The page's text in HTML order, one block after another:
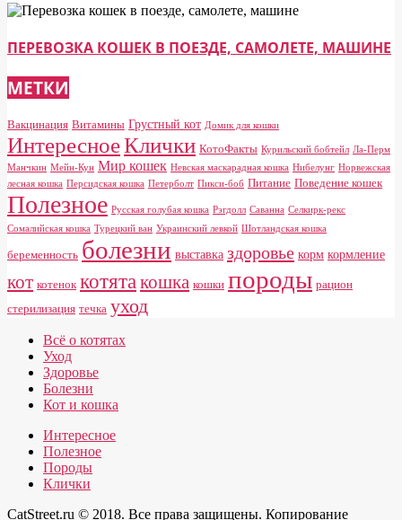
ПЕРЕВОЗКА КОШЕК В ПОЕЗДЕ, САМОЛЕТЕ, МАШИНЕ
МЕТКИ
Вакцинация Витамины Грустный кот Домик для кошки
ИнтересноеКлички КотоФакты Курильский бобтейл Ла-Перм
Манчкин Мейн-Кун Мир кошек Невская маскарадная кошка Нибелунг Норвежская
лесная кошка Персидская кошка Петерболт Пикси-боб Питание Поведение кошек
Полезное Русская голубая кошка Рэгдолл Саванна Селкирк-рекс
Сомалийская кошка Турецкий ван Украинский левкой Шотландская кошка
беременность болезни выставка здоровье корм кормление
кот котенок котята кошка кошки породы рацион
стерилизация течка уход
Всё о котятах
Уход
Здоровье
Болезни
Кот и кошка
Интересное
Полезное
Породы
Клички
CatStreet.ru © 2018. Все права защищены. Копирование